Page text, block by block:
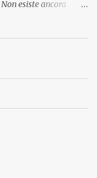
esiste ancora
per provocare
sane, potrebbe